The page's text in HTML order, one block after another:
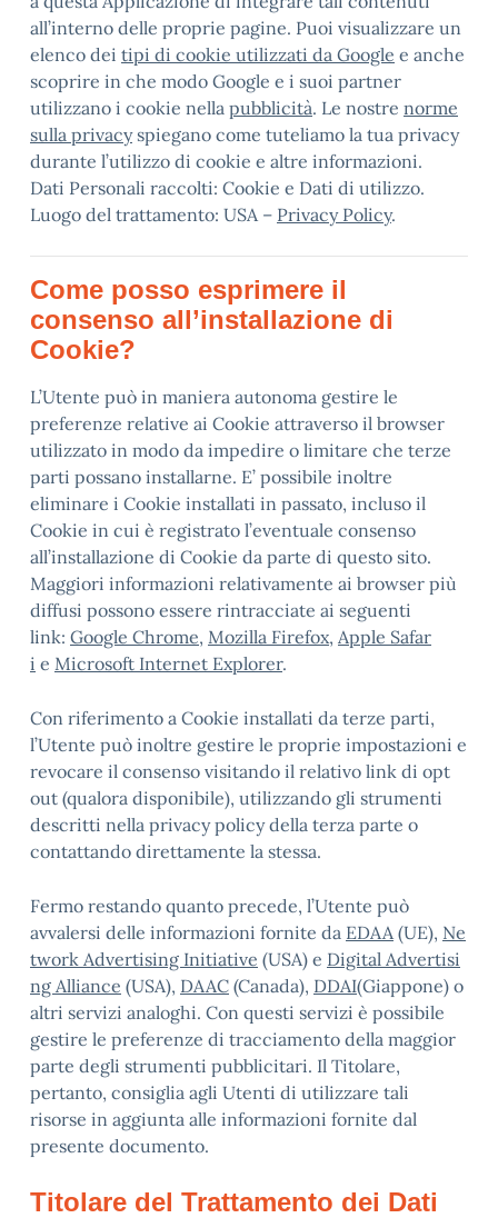
all’interno delle proprie pagine. Puoi visualizzare un
elenco dei tipi di cookie utilizzati da Google e anche
scoprire in che modo Google e i suoi partner
utilizzano i cookie nella pubblicità. Le nostre norme
sulla privacyspiegano come tuteliamo la tua privacy
durante l’utilizzo di cookie e altre informazioni.
Dati Personali raccolti: Cookie e Dati di utilizzo.
Luogo del trattamento: USA – Privacy Policy.
Come posso esprimere il
consenso all’installazione di
Cookie?
L’Utente può in maniera autonoma gestire le
preferenze relative ai Cookie attraverso il browser
utilizzato in modo da impedire o limitare che terze
parti possano installarne. E’ possibile inoltre
eliminare i Cookie installati in passato, incluso il
Cookie in cui è registrato l’eventuale consenso
all’installazione di Cookie da parte di questo sito.
Maggiori informazioni relativamente ai browser più
diffusi possono essere rintracciate ai seguenti
link: Google Chrome, Mozilla Firefox, Apple Safar
i e Microsoft Internet Explorer.
Con riferimento a Cookie installati da terze parti,
l’Utente può inoltre gestire le proprie impostazioni e
revocare il consenso visitando il relativo link di opt
out (qualora disponibile), utilizzando gli strumenti
descritti nella privacy policy della terza parte o
contattando direttamente la stessa.
Fermo restando quanto precede, l’Utente può
avvalersi delle informazioni fornite da EDAA(UE), Ne
twork Advertising Initiative (USA) e Digital Advertisi
ng Alliance (USA), DAAC (Canada), DDAI(Giappone) o
altri servizi analoghi. Con questi servizi è possibile
gestire le preferenze di tracciamento della maggior
parte degli strumenti pubblicitari. Il Titolare,
pertanto, consiglia agli Utenti di utilizzare tali
risorse in aggiunta alle informazioni fornite dal
presente documento.
Titolare del Trattamento dei Dati